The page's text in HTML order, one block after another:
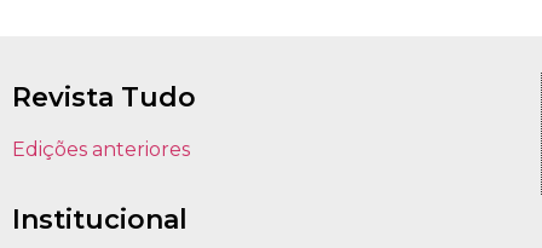
Revista Tudo
Edições anteriores
Institucional